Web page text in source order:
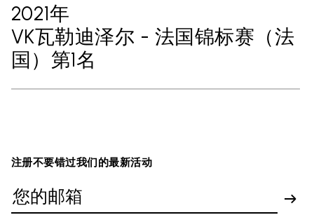
2021年
VK瓦勒迪泽尔 - 法国锦标赛（法
国）第1名
注册不要错过我们的最新活动